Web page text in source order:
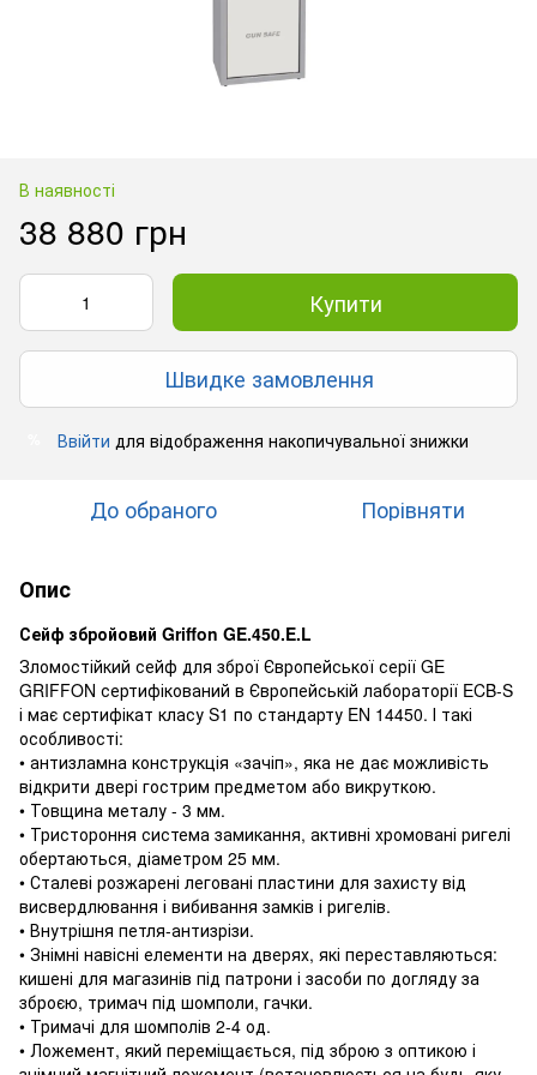
В наявності
38 880 грн
Купити
Швидке замовлення
Ввійти для відображення накопичувальної знижки
До обраного Порівняти
Опис
Сейф збройовий Griffon GE.450.E.L
Зломостійкий сейф для зброї Європейської серії GE
GRIFFON сертифікований в Європейській лабораторії ECB-S
і має сертифікат класу S1 по стандарту EN 14450. І такі
особливості:
• антизламна конструкція «зачіп», яка не дає можливість
відкрити двері гострим предметом або викруткою.
• Товщина металу - 3 мм.
• Тристороння система замикання, активні хромовані ригелі
обертаються, діаметром 25 мм.
• Сталеві розжарені леговані пластини для захисту від
висвердлювання і вибивання замків і ригелів.
• Внутрішня петля-антизрізи.
• Знімні навісні елементи на дверях, які переставляються:
кишені для магазинів під патрони і засоби по догляду за
зброєю, тримач під шомполи, гачки.
• Тримачі для шомполів 2-4 од.
• Ложемент, який переміщається, під зброю з оптикою і